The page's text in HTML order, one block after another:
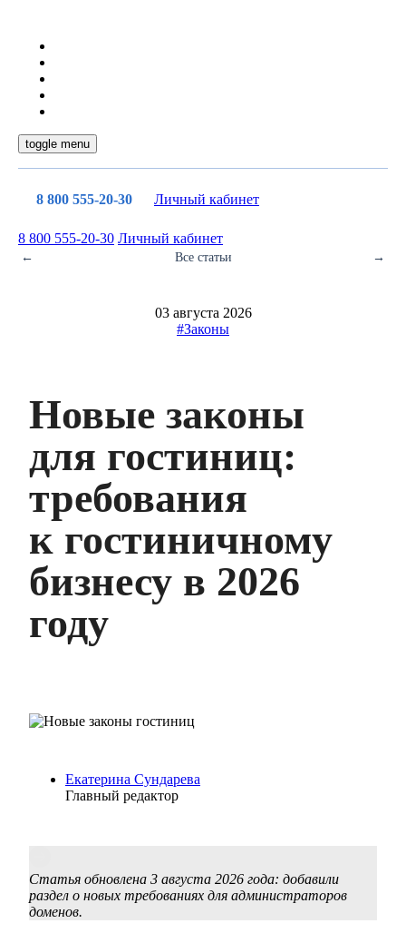
toggle menu
8 800 555-20-30 Личный кабинет
8 800 555-20-30 Личный кабинет
← Все статьи →
03 августа 2026
#Законы
Новые законы
для гостиниц:
требования
к гостиничному
бизнесу в 2026
году
Екатерина Сундарева
Главный редактор
Статья обновлена 3 августа 2026 года: добавили
раздел о новых требованиях для администраторов
доменов.